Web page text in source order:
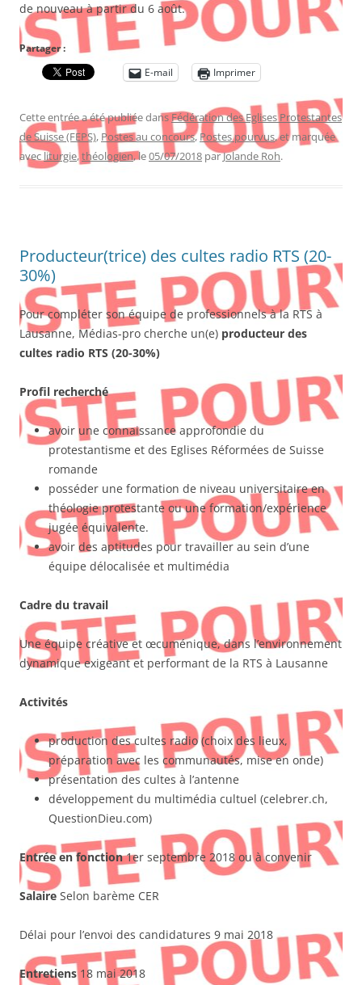
de nouveau à partir du 6 août.
Partager :
E-mail
Imprimer
Cette entrée a été publiée dansFédération des Eglises Protestantes
de Suisse (FEPS), Postes au concours,Postes pourvus, et marquée
avecliturgie,théologien, le05/07/2018 parJolande Roh.
Producteur(trice) des cultes radio RTS (20-
30%)
Pour compléter son équipe de professionnels à la RTS à
Lausanne, Médias-pro cherche un(e) producteur des
cultes radio RTS (20-30%)
Profil recherché
avoir une connaissance approfondie du
protestantisme et des Eglises Réformées de Suisse
romande
posséder une formation de niveau universitaire en
théologie protestante ou une formation/expérience
jugée équivalente.
avoir des aptitudes pour travailler au sein d’une
équipe délocalisée et multimédia
Cadre du travail
Une équipe créative et œcuménique, dans l’environnement
dynamique exigeant et performant de la RTS à Lausanne
Activités
production des cultes radio (choix des lieux,
préparation avec les communautés, mise en onde)
présentation des cultes à l’antenne
développement du multimédia cultuel (celebrer.ch,
QuestionDieu.com)
Entrée en fonction1er septembre 2018 ou à convenir
Salaire Selon barème CER
Délai pour l’envoi des candidatures 9 mai 2018
Entretiens18 mai 2018